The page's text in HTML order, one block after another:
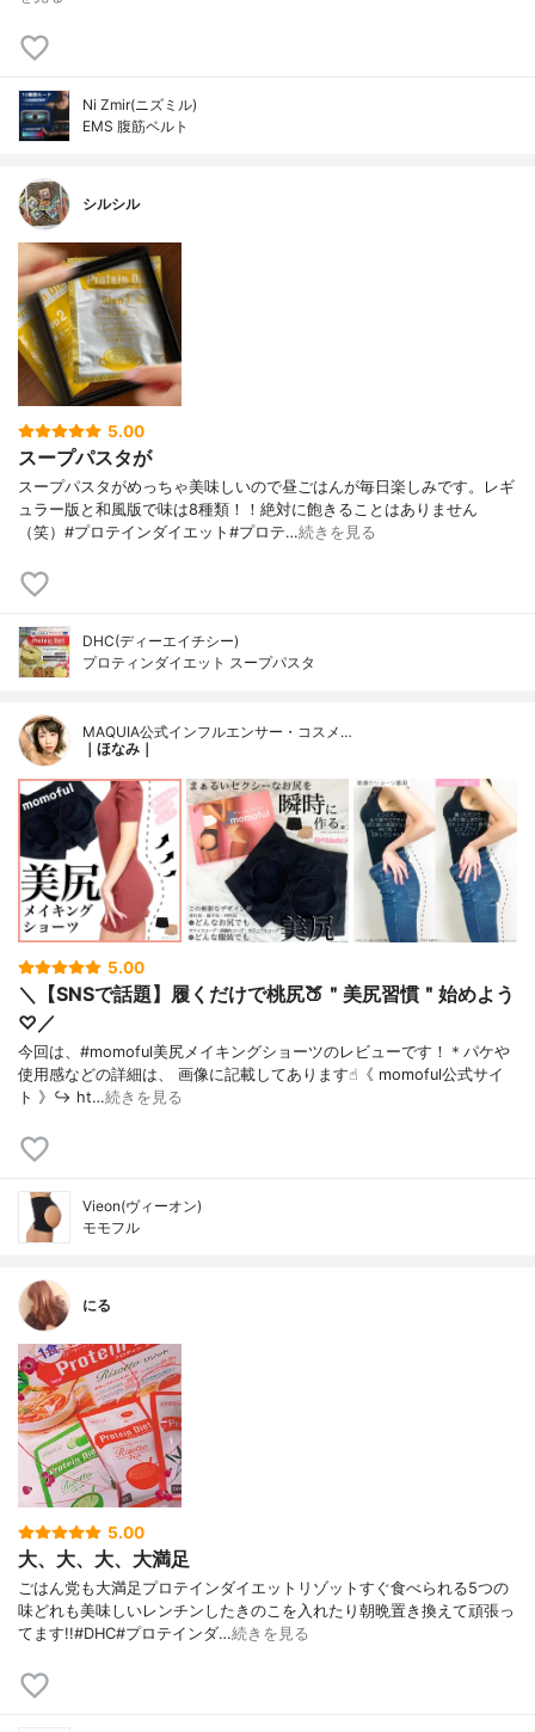
Ni Zmir(ニズミル)
EMS 腹筋ベルト
シルシル
5.00
スープパスタが
スープパスタがめっちゃ美味しいので昼ごはんが毎日楽しみです。レギ
ュラー版と和風版で味は8種類！！絶対に飽きることはありません
（笑）#プロテインダイエット#プロテ…続きを見る
DHC(ディーエイチシー)
プロティンダイエット スープパスタ
MAQUIA公式インフルエンサー・コスメ…
｜ほなみ｜
5.00
＼【SNSで話題】履くだけで桃尻🍑＂美尻習慣＂始めよう
♡／
今回は、#momoful美尻メイキングショーツのレビューです！＊パケや
使用感などの詳細は、 画像に記載してあります☝︎《 momoful公式サイ
ト 》↪︎ ht…続きを見る
Vieon(ヴィーオン)
モモフル
にる
5.00
大、大、大、大満足
ごはん党も大満足プロテインダイエットリゾットすぐ食べられる5つの
味どれも美味しいレンチンしたきのこを入れたり朝晩置き換えて頑張っ
てます!!#DHC#プロテインダ…続きを見る